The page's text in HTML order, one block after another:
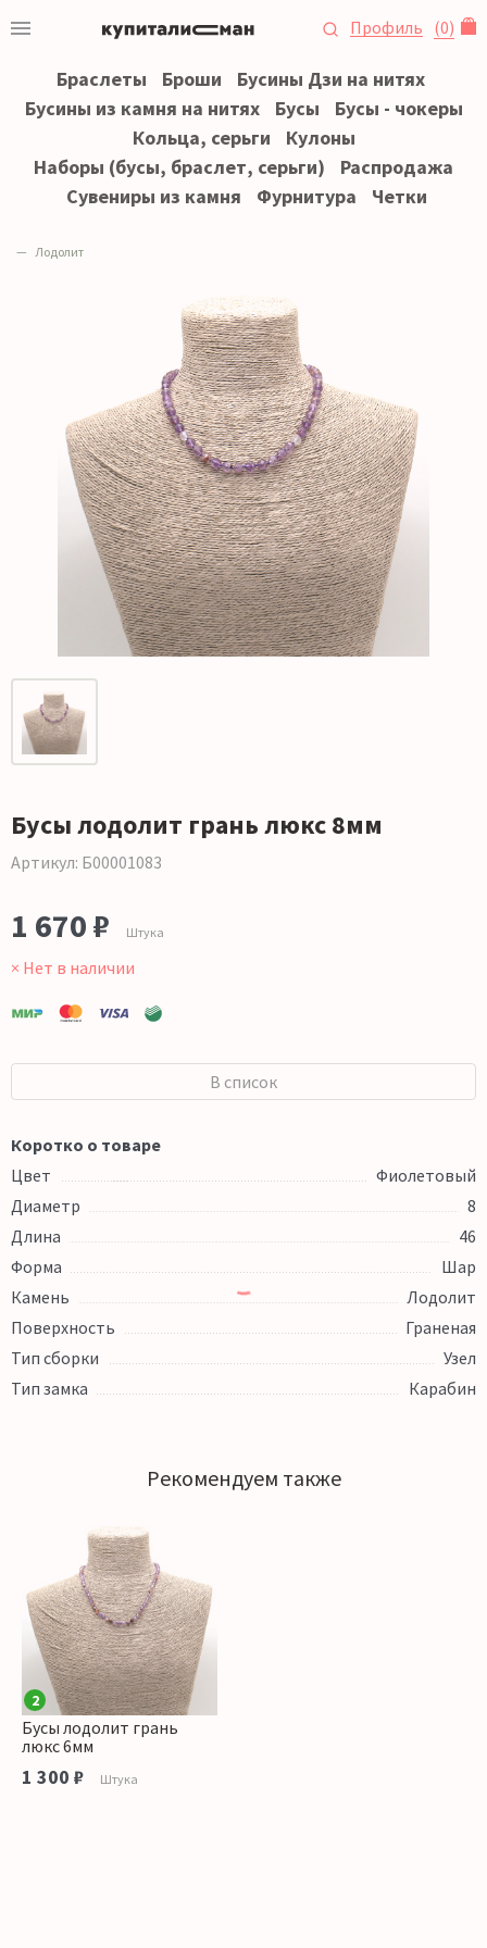
Профиль (0)
Браслеты Броши
Бусины Дзи на нитях
Бусины из камня на нитях
Бусы
Бусы - чокеры
Кольца, серьги
Кулоны
Наборы (бусы, браслет, серьги)
Распродажа
Сувениры из камня
Фурнитура Четки
Лодолит
Бусы лодолит грань люкс 8мм
Артикул: Б00001083
1 670 ₽ Штука
× Нет в наличии
В список
Коротко о товаре
Цвет
Фиолетовый
Диаметр
8
Длина
46
Форма
Шар
Камень
Лодолит
Поверхность
Граненая
Тип сборки
Узел
Тип замка
Карабин
Рекомендуем также
2
Бусы лодолит грань
люкс 6мм
1 300 ₽ Штука